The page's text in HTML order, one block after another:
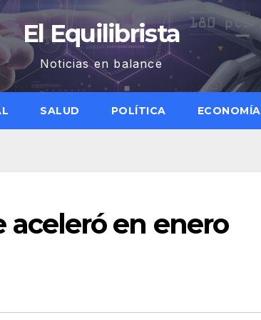
El Equilibrista
Noticias en balance
SALUD POLÍTICA ECONOMÍA
aceleró en enero